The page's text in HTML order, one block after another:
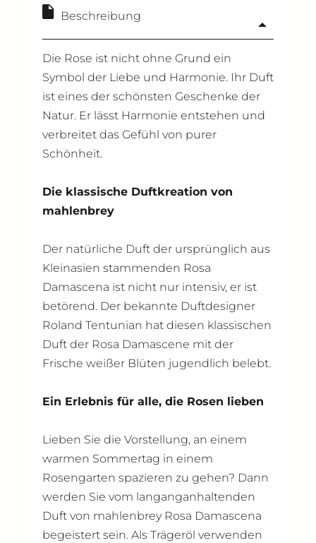
Beschreibung
Die Rose ist nicht ohne Grund ein
Symbol der Liebe und Harmonie. Ihr Duft
ist eines der schönsten Geschenke der
Natur. Er lässt Harmonie entstehen und
verbreitet das Gefühl von purer
Schönheit.
Die klassische Duftkreation von
mahlenbrey
Der natürliche Duft der ursprünglich aus
Kleinasien stammenden Rosa
Damascena ist nicht nur intensiv, er ist
betörend. Der bekannte Duftdesigner
Roland Tentunian hat diesen klassischen
Duft der Rosa Damascene mit der
Frische weißer Blüten jugendlich belebt.
Ein Erlebnis für alle, die Rosen lieben
Lieben Sie die Vorstellung, an einem
warmen Sommertag in einem
Rosengarten spazieren zu gehen? Dann
werden Sie vom langanganhaltenden
Duft von mahlenbrey Rosa Damascena
begeistert sein. Als Trägeröl verwenden